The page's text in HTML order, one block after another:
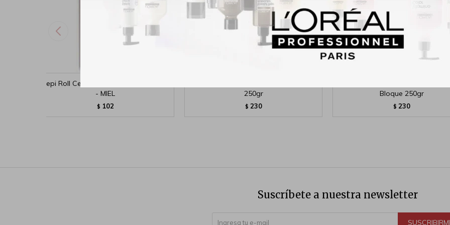
Depi Roll Cera Cartucho Roll-On 100gr
- MIEL
$ 102
250gr
$ 230
Bloque 250gr
$ 230
Suscríbete a nuestra newsletter